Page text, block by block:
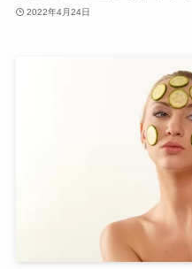
2022年4月24日